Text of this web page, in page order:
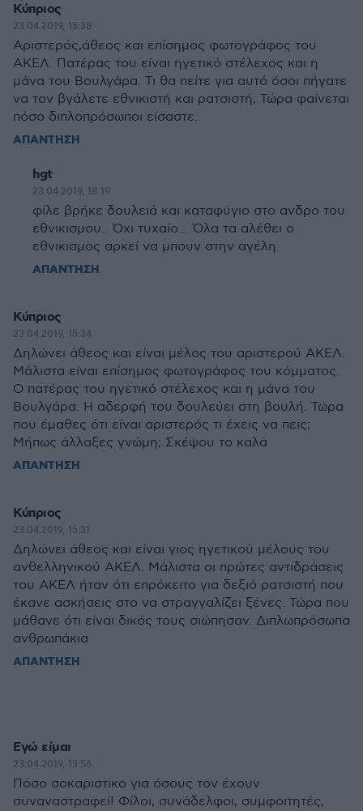
Κύπριος
23.04.2019, 15:38
Αριστερός,άθεος και επίσημος φωτογράφος του
ΑΚΕΛ. Πατέρας του είναι ηγετικό στέλεχος και η
μάνα του Βουλγάρα. Τι θα πείτε για αυτό όσοι πήγατε
να τον βγάλετε εθνικιστή και ρατσιστή; Τώρα φαίνεται
πόσο διπλοπρόσωποι είσαστε.
ΑΠΑΝΤΗΣΗ
hgt
23.04.2019, 18:19
φίλε βρήκε δουλειά και καταφύγιο στο ανδρο του
εθνικισμου.. Όχι τυχαίο... Όλα τα αλέθει ο
εθνικισμος αρκεί να μπουν στην αγέλη
ΑΠΑΝΤΗΣΗ
Κύπριος
23.04.2019, 15:34
Δηλώνει άθεος και είναι μέλος του αριστερού ΑΚΕΛ.
Μάλιστα είναι επίσημος φωτογράφος του κόμματος.
Ο πατέρας του ηγετικό στέλεχος και η μάνα του
Βουλγάρα. Η αδερφή του δουλεύει στη βουλή. Τώρα
που έμαθες ότι είναι αριστερός τι έχεις να πεις;
Μήπως άλλαξες γνώμη; Σκέψου το καλά
ΑΠΑΝΤΗΣΗ
Κύπριος
23.04.2019, 15:31
Δηλώνει άθεος και είναι γιος ηγετικού μέλους του
ανθελληνικού ΑΚΕΛ. Μάλιστα οι πρώτες αντιδράσεις
του ΑΚΕΛ ήταν ότι επρόκειτο για δεξιό ρατσιστή που
έκανε ασκήσεις στο να στραγγαλίζει ξένες. Τώρα που
μάθανε ότι είναι δικός τους σιώπησαν. Διπλωπρόσωπα
ανθρωπάκια
ΑΠΑΝΤΗΣΗ
Εγώ είμαι
23.04.2019, 13:56
Πόσο σοκαριστικο για όσους τον έχουν
συναναστραφεί! Φίλοι, συνάδελφοι, συμφοιτητές,